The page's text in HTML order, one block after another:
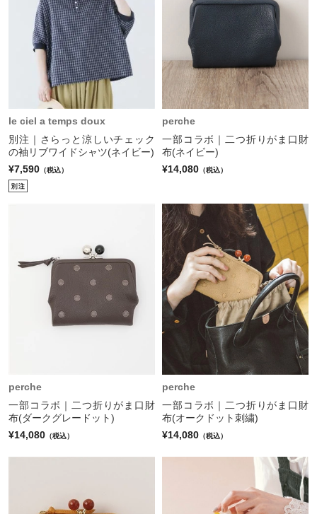
le ciel a temps doux
別注｜さらっと涼しいチェック
の袖リブワイドシャツ(ネイビー)
¥7,590 （税込）
perche
一部コラボ｜二つ折りがま口財
布(ネイビー)
¥14,080 （税込）
perche
一部コラボ｜二つ折りがま口財
布(ダークグレードット)
¥14,080 （税込）
perche
一部コラボ｜二つ折りがま口財
布(オークドット刺繍)
¥14,080 （税込）